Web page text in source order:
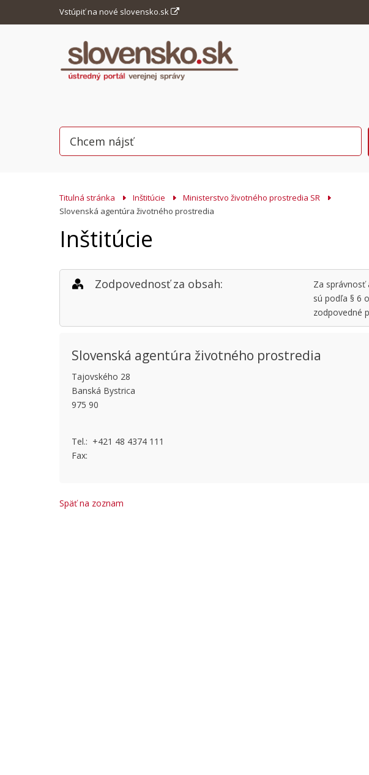
Vstúpiť na nové slovensko.sk
Titulná stránka Inštitúcie
Ministerstvo životného prostredia SR
Slovenská agentúra životného prostredia
Inštitúcie
Zodpovednosť za obsah:
Za správnosť
sú podľa § 6
zodpovedné
Slovenská agentúra životného prostredia
Tajovského 28
Banská Bystrica
975 90
Tel.: +421 48 4374 111
Fax:
Späť na zoznam